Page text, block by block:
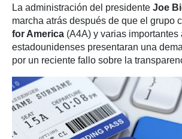
La administración del presidente Joe
marcha atrás después de que el grupo
for America (A4A) y varias importantes
estadounidenses presentaran una
por un reciente fallo sobre la